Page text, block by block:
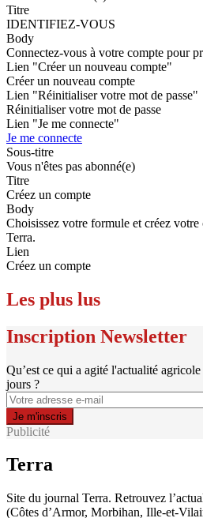
Titre
IDENTIFIEZ-VOUS
Body
Connectez-vous à votre compte pour
Lien "Créer un nouveau compte"
Créer un nouveau compte
Lien "Réinitialiser votre mot de passe"
Réinitialiser votre mot de passe
Lien "Je me connecte"
Je me connecte
Sous-titre
Vous n'êtes pas abonné(e)
Titre
Créez un compte
Body
Choisissez votre formule et créez
Terra.
Lien
Créez un compte
Les plus lus
Inscription Newsletter
Qu’est ce qui a agité l'actualité
jours ?
Publicité
Terra
Site du journal Terra. Retrouvez
(Côtes d’Armor, Morbihan, Ille-et-